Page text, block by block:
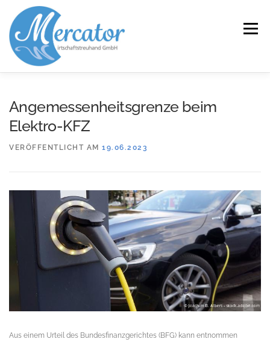
Inhalt
springen
Menü
SERVICE KANZLEI
Angemessenheitsgrenze beim
Elektro-KFZ
VERÖFFENTLICHT AM 19.06.2023
Aus einem Urteil des Bundesfinanzgerichtes (BFG) kann entnommen